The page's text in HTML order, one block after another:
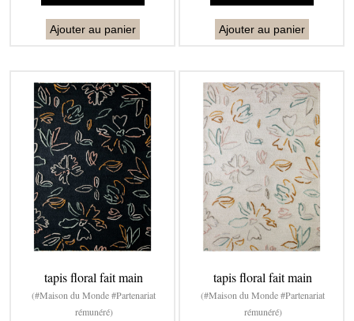
Ajouter au panier Ajouter au panier
tapis floral fait main
(#Maison du Monde #Partenariat
rémunéré)
tapis floral fait main
(#Maison du Monde #Partenariat
rémunéré)